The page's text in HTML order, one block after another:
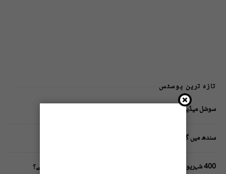
تازہ ترین پوسٹس
سوشل میڈیا پر وکڑی پوسٹ ڈیجیٹل شناخت کیلیے خطرہ؟
سندھ میں گاڑیوں کی انشورنس لازمی قرار
400 شہریوں کیلئے ایک پولیس اہلکار لازمی، کراچی میں صورتحال کیا ہے؟